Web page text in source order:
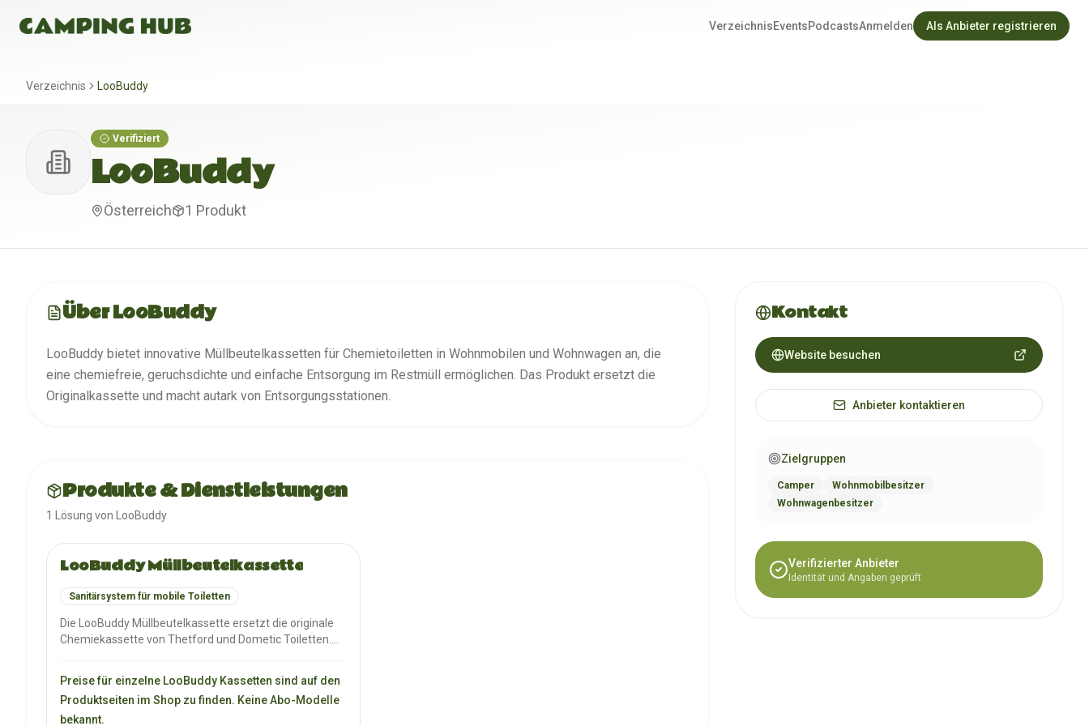
VerzeichnisEventsPodcastsAnmelden Als Anbieter registrieren
Verzeichnis LooBuddy
Verifiziert
LooBuddy
Österreich 1 Produkt
ÜberLooBuddy
LooBuddy bietet innovative Müllbeutelkassetten für Chemietoiletten in Wohnmobilen und Wohnwagen an, die
eine chemiefreie, geruchsdichte und einfache Entsorgung im Restmüll ermöglichen. Das Produkt ersetzt die
Originalkassette und macht autark von Entsorgungsstationen.
Produkte & Dienstleistungen
1 Lösung von LooBuddy
LooBuddy Müllbeutelkassette
Sanitärsystem für mobile Toiletten
Die LooBuddy Müllbeutelkassette ersetzt die originale
Chemiekassette von Thetford und Dometic Toiletten.
spezielle Müllbeutel und Superabsorber-Granulat. So
wird maximale Unabhängigkeit von
Entsorgungsstationen gewährleistet.
Preise für einzelne LooBuddy Kassetten sind auf den
Produktseiten im Shop zu finden. Keine Abo-Modelle
bekannt.
Kontakt
Website besuchen
Anbieter kontaktieren
Zielgruppen
Camper
Wohnmobilbesitzer
Wohnwagenbesitzer
Verifizierter Anbieter
Identität und Angaben geprüft